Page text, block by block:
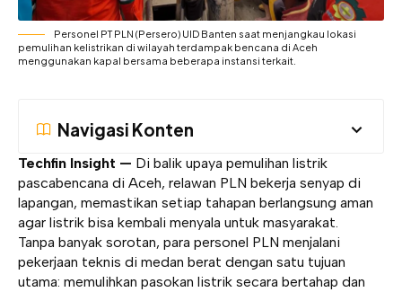
Personel PT PLN (Persero) UID Banten saat menjangkau lokasi
pemulihan kelistrikan di wilayah terdampak bencana di Aceh
menggunakan kapal bersama beberapa instansi terkait.
Navigasi Konten
Techfin Insight — Di balik upaya pemulihan listrik
pascabencana di Aceh, relawan PLN bekerja senyap di
lapangan, memastikan setiap tahapan berlangsung aman
agar listrik bisa kembali menyala untuk masyarakat.
Tanpa banyak sorotan, para personel PLN menjalani
pekerjaan teknis di medan berat dengan satu tujuan
utama: memulihkan pasokan listrik secara bertahap dan